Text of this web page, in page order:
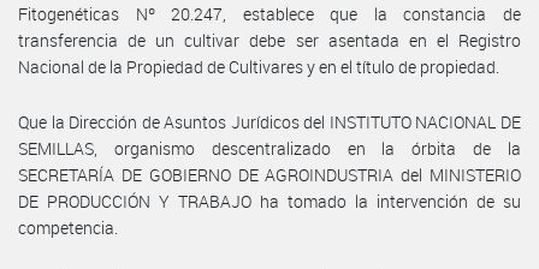
Fitogenéticas Nº 20.247, establece que la constancia de
transferencia de un cultivar debe ser asentada en el Registro
Nacional de la Propiedad de Cultivares y en el título de propiedad.
Que la Dirección de Asuntos Jurídicos del INSTITUTO NACIONAL DE
SEMILLAS, organismo descentralizado en la órbita de la
SECRETARÍA DE GOBIERNO DE AGROINDUSTRIA del MINISTERIO
DE PRODUCCIÓN Y TRABAJO ha tomado la intervención de su
competencia.